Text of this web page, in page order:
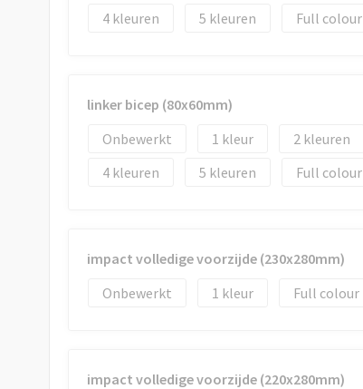
4
5 Full colour
linker bicep (80x60mm)
Onbewerkt
1 2
4
5 Full colour
impact volledige voorzijde (230x280mm)
Onbewerkt
1 Full colour
impact volledige voorzijde (220x280mm)